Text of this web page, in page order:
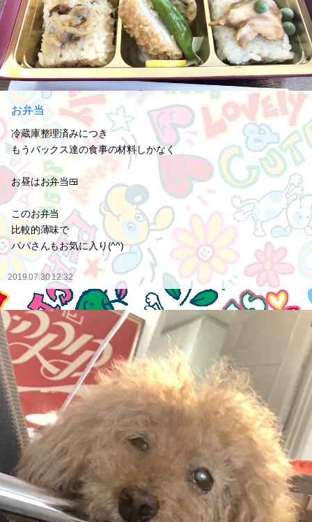
お弁当
冷蔵庫整理済みにつき
もうバックス達の食事の材料しかなく
お昼はお弁当🍱
このお弁当
比較的薄味で
パパさんもお気に入り(^^)
2019.07.30 12:32